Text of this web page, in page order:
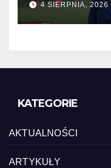
4 SIERPNIA, 2026
KATEGORIE
AKTUALNOŚCI
ARTYKUŁY